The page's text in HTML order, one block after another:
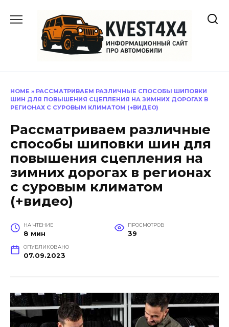
содержанию
HOME » РАССМАТРИВАЕМ РАЗЛИЧНЫЕ СПОСОБЫ ШИПОВКИ
ШИН ДЛЯ ПОВЫШЕНИЯ СЦЕПЛЕНИЯ НА ЗИМНИХ ДОРОГАХ В
РЕГИОНАХ С СУРОВЫМ КЛИМАТОМ (+ВИДЕО)
Рассматриваем различные
способы шиповки шин для
повышения сцепления на
зимних дорогах в регионах
с суровым климатом
(+видео)
НА ЧТЕНИЕ
8 мин
ПРОСМОТРОВ
39
ОПУБЛИКОВАНО
07.09.2023